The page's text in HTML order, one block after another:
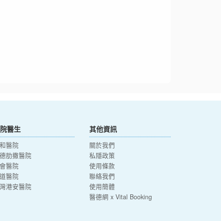
醫生
醫院
肋撒醫院
醫院
醫院
港安醫院
其他資訊
關於我們
私隱政策
使用條款
聯絡我們
使用簡體
醫德網 x Vital Booking